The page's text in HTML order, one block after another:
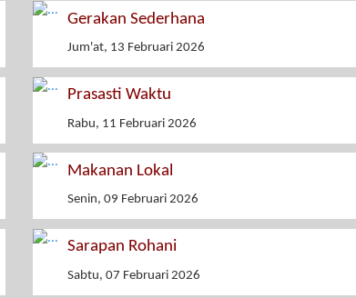
Gerakan Sederhana
Jum'at, 13 Februari 2026
Prasasti Waktu
Rabu, 11 Februari 2026
Makanan Lokal
Senin, 09 Februari 2026
Sarapan Rohani
Sabtu, 07 Februari 2026